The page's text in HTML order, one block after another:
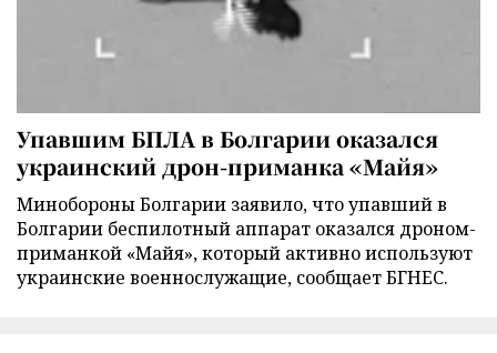
Упавшим БПЛА в Болгарии оказался
украинский дрон-приманка «Майя»
Минобороны Болгарии заявило, что упавший в
Болгарии беспилотный аппарат оказался дроном-
приманкой «Майя», который активно используют
украинские военнослужащие, сообщает БГНЕС.